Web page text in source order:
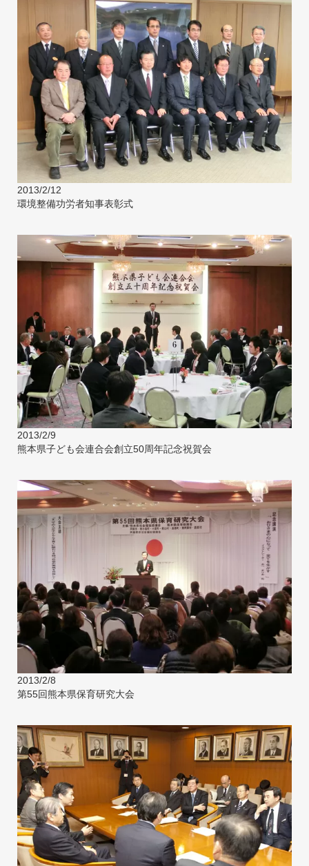
2013/2/12
環境整備功労者知事表彰式
2013/2/9
熊本県子ども会連合会創立50周年記念祝賀会
2013/2/8
第55回熊本県保育研究大会